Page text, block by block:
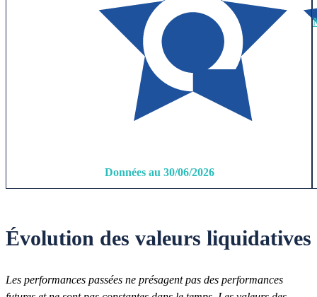
Données au 30/06/2026
Évolution des valeurs liquidatives
Les performances passées ne présagent pas des performances